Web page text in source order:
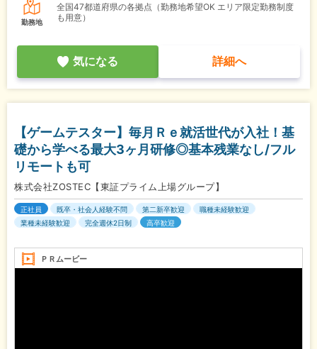
勤務地
全国47都道府県の各拠点（勤務地希望OK エリア限定勤務制度
も用意）
気になる 詳細へ
【ゲームテスター】毎月Ｒｅ就活世代が入社！基
礎から学べる最大3ヶ月研修◎基本残業なし/フル
リモートも可
株式会社ZOSTEC【東証プライム上場グループ】
正社員 既卒・社会人経験不問 第二新卒歓迎
職種未経験歓迎
業種未経験歓迎
完全週休2日制 高卒歓迎
ＰＲムービー